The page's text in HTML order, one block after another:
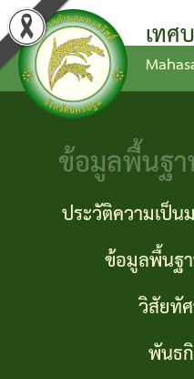
ข่าว
ประกาศ
ทั่วไป
ประกาศ
จัดซื้อ
จัดจ้าง
ข้อ
งบ
ประมาณ
แผน
พัฒนา
ประวัติ
เป็นมา
ข้อมูล
พื้น
ฐาน
เทศ
ข้อมูลพื้นฐ
ประวัติความเป็น
ข้อมูลพื้นฐ
วิสัยทั
พันธ